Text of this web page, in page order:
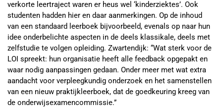
verkorte leertraject waren er heus wel ‘kinderziektes’. Ook
studenten hadden hier en daar aanmerkingen. Op de inhoud
van een standaard leerboek bijvoorbeeld, evenals op naar hun
idee onderbelichte aspecten in de deels klassikale, deels met
zelfstudie te volgen opleiding. Zwartendijk: “Wat sterk voor de
LOI spreekt: hun organisatie heeft alle feedback opgepakt en
waar nodig aanpassingen gedaan. Onder meer met wat extra
aandacht voor verpleegkundig onderzoek en het samenstellen
van een nieuw praktijkleerboek, dat de goedkeuring kreeg van
de onderwijsexamencommissie.”